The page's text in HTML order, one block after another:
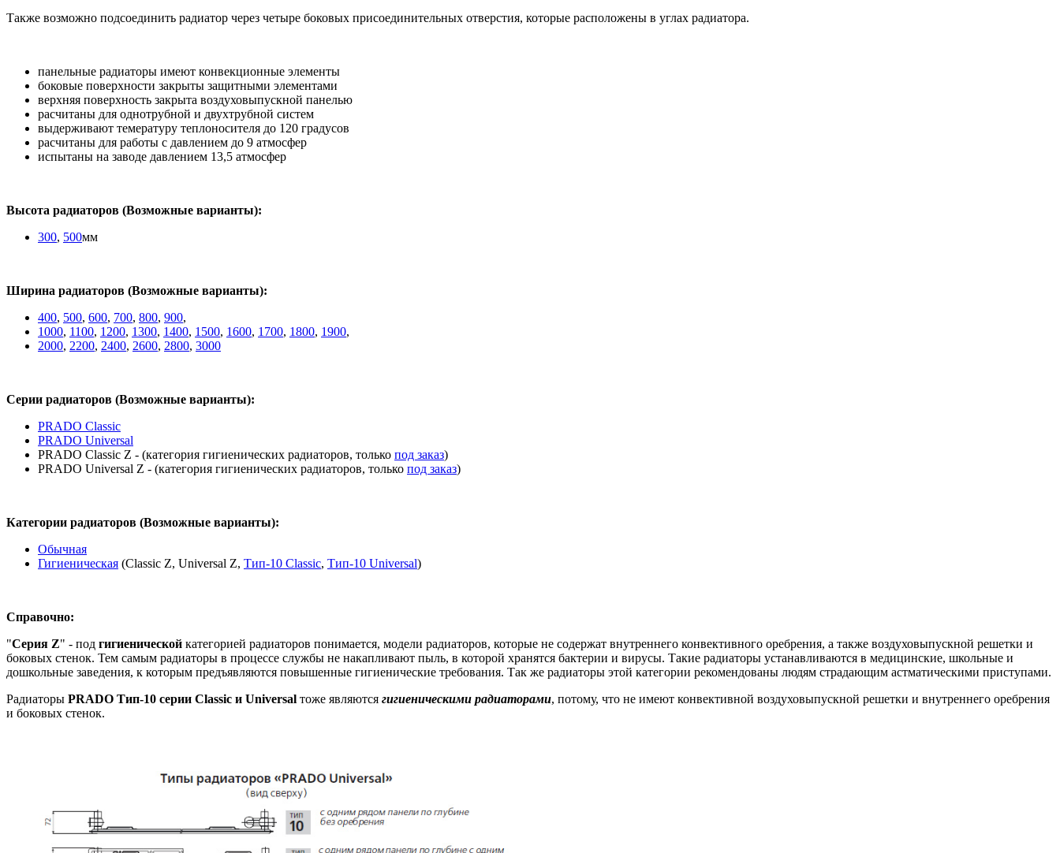
Также возможно подсоединить радиатор через четыре боковых присоединительных отверстия, которые расположены в углах радиатора.
панельные радиаторы имеют конвекционные элементы
боковые поверхности закрыты защитными элементами
верхняя поверхность закрыта воздуховыпускной панелью
расчитаны для однотрубной и двухтрубной систем
выдерживают темературу теплоносителя до 120 градусов
расчитаны для работы с давлением до 9 атмосфер
испытаны на заводе давлением 13,5 атмосфер
Высота радиаторов (Возможные варианты):
300, 500мм
Ширина радиаторов (Возможные варианты):
400, 500, 600, 700, 800, 900,
1000, 1100, 1200, 1300, 1400, 1500, 1600, 1700, 1800, 1900,
2000, 2200, 2400, 2600, 2800, 3000
Серии радиаторов (Возможные варианты):
PRADO Classic
PRADO Universal
PRADO Classic Z - (категория гигиенических радиаторов, только под заказ)
PRADO Universal Z - (категория гигиенических радиаторов, только под заказ)
Категории радиаторов (Возможные варианты):
Обычная
Гигиеническая (Classic Z, Universal Z, Тип-10 Classic, Тип-10 Universal)
Справочно:
"Серия Z" - под гигиенической категорией радиаторов понимается, модели радиаторов, которые не содержат внутреннего конвективного оребрения, а также воздуховыпускной решетки и
боковых стенок. Тем самым радиаторы в процессе службы не накапливают пыль, в которой хранятся бактерии и вирусы. Такие радиаторы устанавливаются в медицинские, школьные и
дошкольные заведения, к которым предъявляются повышенные гигиенические требования. Так же радиаторы этой категории рекомендованы людям страдающим астматическими приступами.
Радиаторы PRADO Тип-10 серии Classic и Universal тоже являются гигиеническими радиаторами, потому, что не имеют конвективной воздуховыпускной решетки и внутреннего оребрения
и боковых стенок.